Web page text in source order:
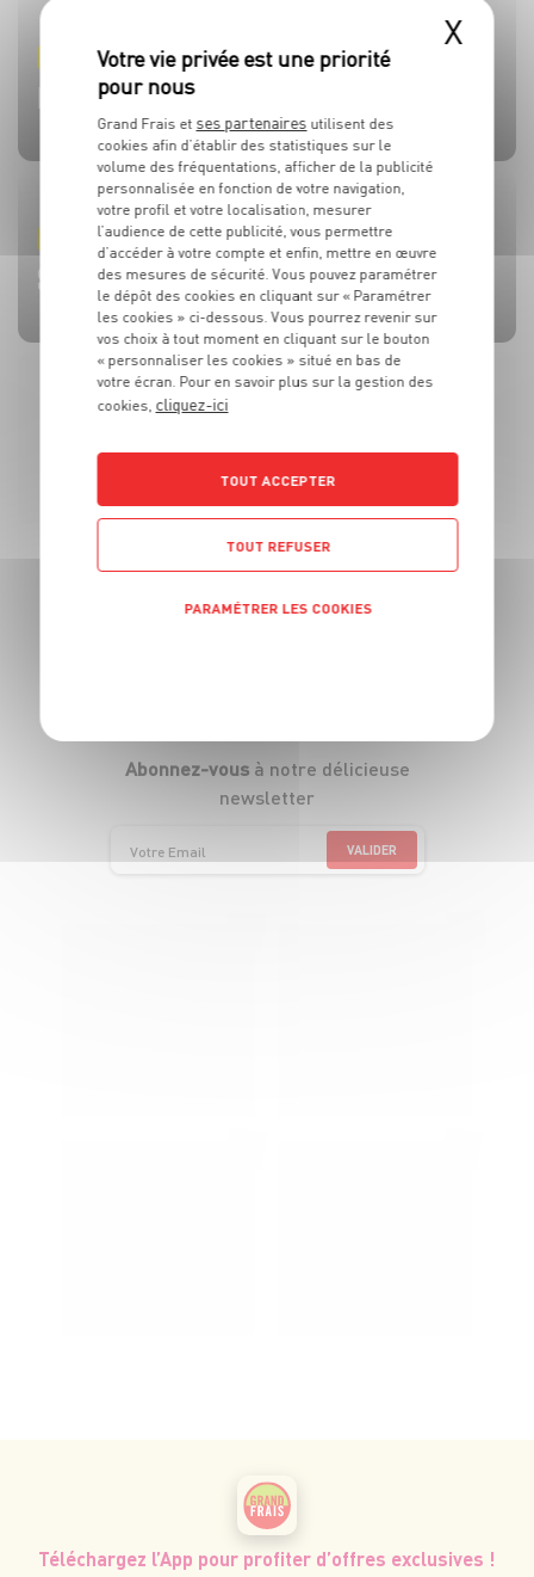
TOMATES
BRUSCHETTA FRAISES TOMATES MOZZA
ACTUALITE
L’HUILE QUI FAIT TOUTE LA DIFFÉRENCE !
BEAUFORT AOP
SALADE MOZZARELLA, PÊCHE ET AVOCAT
CÔTE DE BŒUF
CÔTE DE BOEUF AU ROQUEFORT
MOULES DE BOUCHOT AOP DE LA BAIE DU MONT-SAINT-
BROCHETTES DE SARDINES ET SAUCE À LA MENTHE
Suivez-nous
Abonnez-vousà notre délicieuse
newsletter
VALIDER
Téléchargez l’App pour profiter d’offres exclusives !
X
Grand Frais et ses partenaires utilisent des
cookies afin d’établir des statistiques sur le
volume des fréquentations, afficher de la publicité
personnalisée en fonction de votre navigation,
votre profil et votre localisation, mesurer
l’audience de cette publicité, vous permettre
d’accéder à votre compte et enfin, mettre en œuvre
des mesures de sécurité. Vous pouvez paramétrer
le dépôt des cookies en cliquant sur « Paramétrer
les cookies » ci-dessous. Vous pourrez revenir sur
vos choix à tout moment en cliquant sur le bouton
« personnaliser les cookies » situé en bas de
votre écran. Pour en savoir plus sur la gestion des
cookies, cliquez-ici
TOUT ACCEPTER
TOUT REFUSER
PARAMÉTRER LES COOKIES